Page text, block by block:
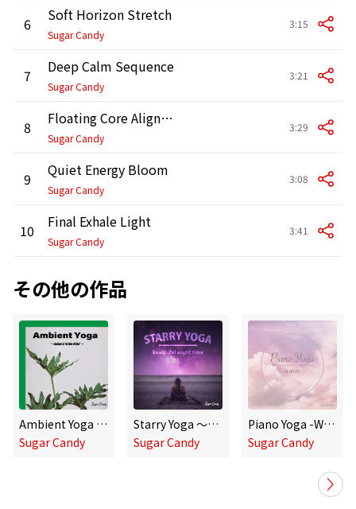
6 Soft Horizon Stretch
Sugar Candy
3:15
7 Deep Calm Sequence
Sugar Candy
3:21
8 Floating Core Alignment
Sugar Candy
3:29
9 Quiet Energy Bloom
Sugar Candy
3:08
10 Final Exhale Light
Sugar Candy
3:41
その他の作品
Ambient Yoga 〜Balance in the Mind〜
Sugar Candy
Starry Yoga 〜beautiful Night Time〜
Sugar Candy
Piano Yoga -Warm-
Sugar Candy